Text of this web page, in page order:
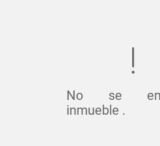
No se
inmueble .